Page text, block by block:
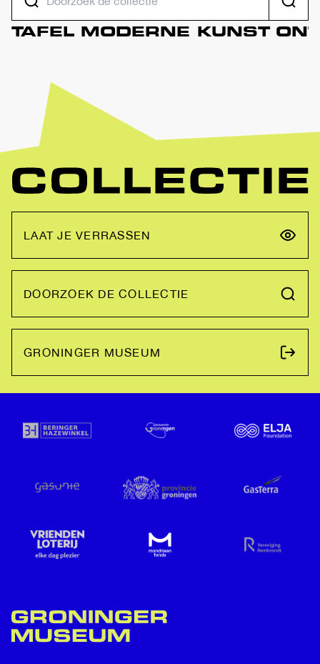
TAFEL MODERNE KUNST
LAAT JE VERRASSEN
DOORZOEK DE COLLECTIE
GRONINGER MUSEUM